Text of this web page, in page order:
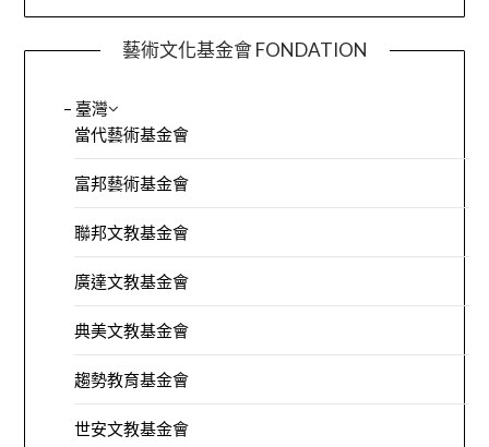
藝術文化基金會 FONDATION
– 臺灣
當代藝術基金會
富邦藝術基金會
聯邦文教基金會
廣達文教基金會
典美文教基金會
趨勢教育基金會
世安文教基金會